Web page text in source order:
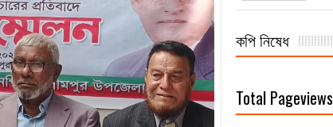
কপি নিষেধ
Total Pageviews